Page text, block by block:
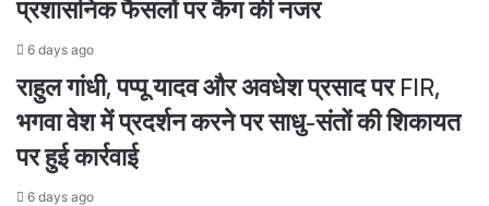
6 days ago
राहुल गांधी, पप्पू यादव और अवधेश प्रसाद पर FIR,
भगवा वेश में प्रदर्शन करने पर साधु-संतों की शिकायत
पर हुई कार्रवाई
6 days ago